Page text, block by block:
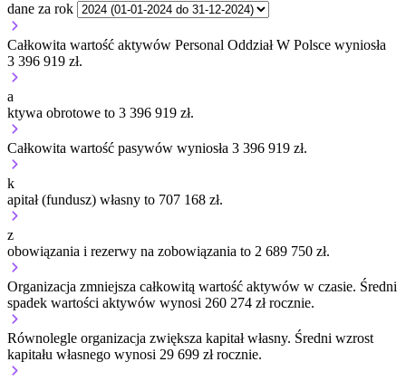
dane za rok
Całkowita wartość aktywów Personal Oddział W Polsce wyniosła
3 396 919 zł.
a
ktywa obrotowe to 3 396 919 zł.
Całkowita wartość pasywów wyniosła 3 396 919 zł.
k
apitał (fundusz) własny to 707 168 zł.
z
obowiązania i rezerwy na zobowiązania to 2 689 750 zł.
Organizacja zmniejsza całkowitą wartość aktywów w czasie. Średni
spadek wartości aktywów wynosi 260 274 zł rocznie.
Równolegle organizacja zwiększa kapitał własny. Średni wzrost
kapitału własnego wynosi 29 699 zł rocznie.